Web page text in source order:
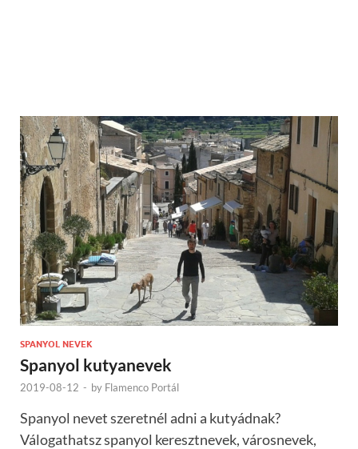
SPANYOL NEVEK
Spanyol kutyanevek
2019-08-12 - by Flamenco Portál
Spanyol nevet szeretnél adni a kutyádnak?
Válogathatsz spanyol keresztnevek, városnevek,